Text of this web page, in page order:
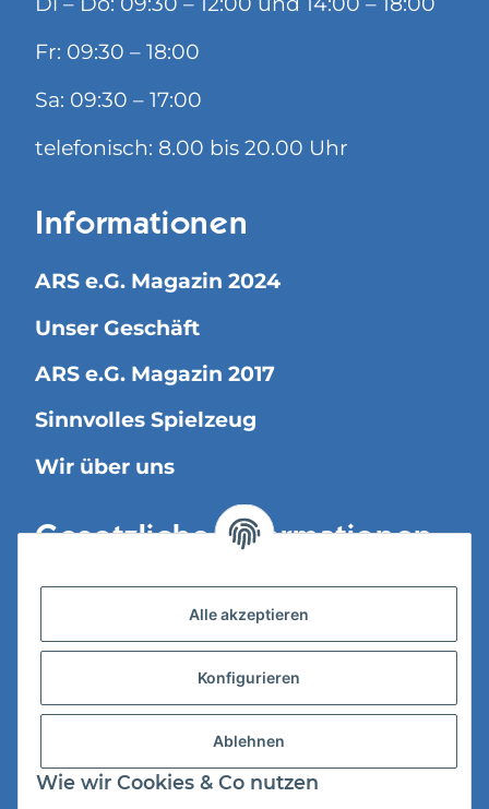
Fr: 09:30 – 18:00
Sa: 09:30 – 17:00
telefonisch: 8.00 bis 20.00 Uhr
Informationen
ARS e.G. Magazin 2024
Unser Geschäft
ARS e.G. Magazin 2017
Sinnvolles Spielzeug
Wir über uns
Gesetzliche Informationen
Versandinformationen
Datenschutz
Impressum
Alle akzeptieren
Konfigurieren
Ablehnen
Wie wir Cookies & Co nutzen